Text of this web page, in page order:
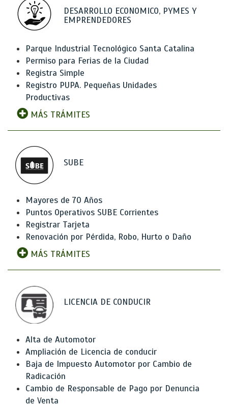
DESARROLLO ECONOMICO, PYMES Y
EMPRENDEDORES
Parque Industrial Tecnológico Santa Catalina
Permiso para Ferias de la Ciudad
Registra Simple
Registro PUPA. Pequeñas Unidades
Productivas
MÁS TRÁMITES
SUBE
Mayores de 70 Años
Puntos Operativos SUBE Corrientes
Registrar Tarjeta
Renovación por Pérdida, Robo, Hurto o Daño
MÁS TRÁMITES
LICENCIA DE CONDUCIR
Alta de Automotor
Ampliación de Licencia de conducir
Baja de Impuesto Automotor por Cambio de
Radicación
Cambio de Responsable de Pago por Denuncia
de Venta